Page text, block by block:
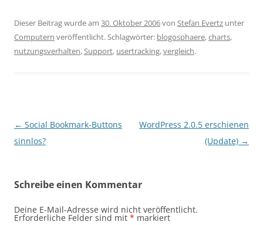
Dieser Beitrag wurde am 30. Oktober 2006von Stefan Evertz unter
Computern veröffentlicht. Schlagwörter: blogosphaere,charts,
nutzungsverhalten,Support, usertracking,vergleich.
Beitragsnavigation
← Social Bookmark-Buttons
sinnlos?
WordPress 2.0.5 erschienen
(Update) →
Schreibe einen Kommentar
Deine E-Mail-Adresse wird nicht veröffentlicht.
Erforderliche Felder sind mit * markiert